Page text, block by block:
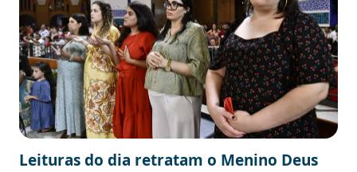
Leituras do dia retratam o Menino Deus